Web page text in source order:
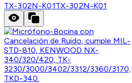
TX-302N-K01TX-302N-K01